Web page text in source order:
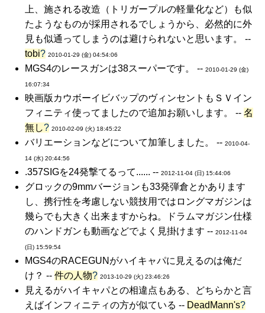
上、施される改造（トリガープルの軽量化など）も似
たようなものが採用されるでしょうから、必然的に外
見も似通ってしまうのは避けられないと思います。 --
tobi? 2010-01-29 (金) 04:54:06
MGS4のレースガンは38スーパーです。 -- 2010-01-29 (金)
16:07:34
映画版カウボーイビバップのヴィンセントもＳＶイン
フィニティ使ってましたので追加お願いします。 -- 名
無し? 2010-02-09 (火) 18:45:22
バリエーションなどについて加筆しました。 -- 2010-04-
14 (水) 20:44:56
.357SIGを24発撃てるって...... -- 2012-11-04 (日) 15:44:06
グロックの9mmバージョンも33発弾倉とかあります
し、携行性を考慮しない競技用ではロングマガジンは
幾らでも大きく出来ますからね。ドラムマガジン仕様
のハンドガンも動画などでよく見掛けます -- 2012-11-04
(日) 15:59:54
MGS4のRACEGUNがハイキャパに見えるのは俺だ
け？ -- 件の人物? 2013-10-29 (火) 23:46:26
見えるがハイキャパとの相違点もある、どちらかと言
えばインフィニティの方が似ている -- DeadMann's?